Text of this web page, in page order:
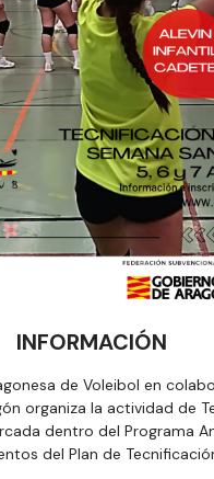
INFORMACIÓN
de Voleibol en
organiza la actividad de
dentro del Programa
del Plan de